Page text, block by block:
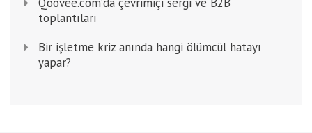
Qoovee.com’da çevrimiçi sergi ve B2B
toplantıları
Bir işletme kriz anında hangi ölümcül hatayı
yapar?